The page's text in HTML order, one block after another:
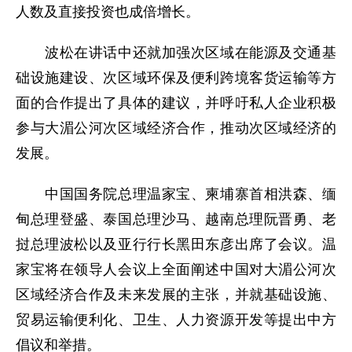
人数及直接投资也成倍增长。
波松在讲话中还就加强次区域在能源及交通基
础设施建设、次区域环保及便利跨境客货运输等方
面的合作提出了具体的建议，并呼吁私人企业积极
参与大湄公河次区域经济合作，推动次区域经济的
发展。
中国国务院总理温家宝、柬埔寨首相洪森、缅
甸总理登盛、泰国总理沙马、越南总理阮晋勇、老
挝总理波松以及亚行行长黑田东彦出席了会议。温
家宝将在领导人会议上全面阐述中国对大湄公河次
区域经济合作及未来发展的主张，并就基础设施、
贸易运输便利化、卫生、人力资源开发等提出中方
倡议和举措。